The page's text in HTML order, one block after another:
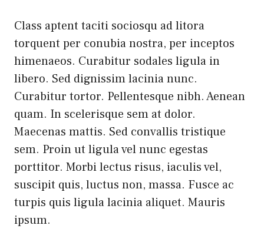
Class aptent taciti sociosqu ad litora
torquent per conubia nostra, per inceptos
himenaeos. Curabitur sodales ligula in
libero. Sed dignissim lacinia nunc.
Curabitur tortor. Pellentesque nibh. Aenean
quam. In scelerisque sem at dolor.
Maecenas mattis. Sed convallis tristique
sem. Proin ut ligula vel nunc egestas
porttitor. Morbi lectus risus, iaculis vel,
suscipit quis, luctus non, massa. Fusce ac
turpis quis ligula lacinia aliquet. Mauris
ipsum.